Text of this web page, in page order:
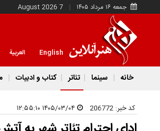
جمعه ۱۶ مرداد ۱۴۰۵ 7 August 2026
English العربية
خانه سینما تئاتر کتاب و ادبیات
کد خبر: 206772